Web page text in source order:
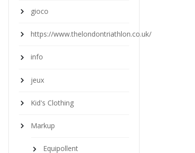
gioco
https://www.thelondontriathlon.co.uk/
info
jeux
Kid's Clothing
Markup
Equipollent